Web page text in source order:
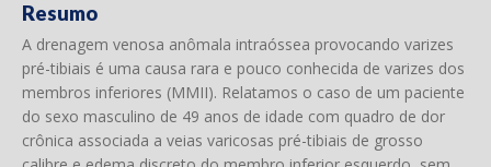
Resumo
A drenagem venosa anômala intraóssea provocando varizes
pré-tibiais é uma causa rara e pouco conhecida de varizes dos
membros inferiores (MMII). Relatamos o caso de um paciente
do sexo masculino de 49 anos de idade com quadro de dor
crônica associada a veias varicosas pré-tibiais de grosso